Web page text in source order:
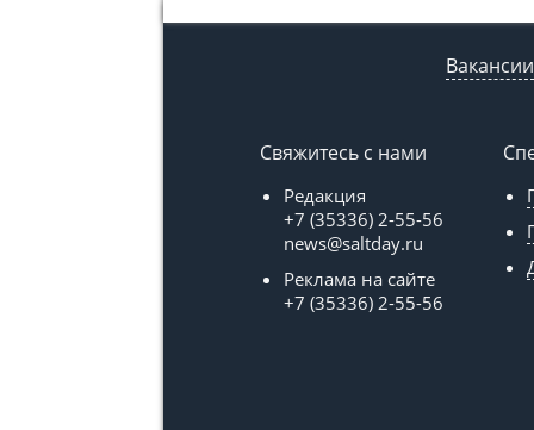
Вакансии
Свяжитесь с нами
Редакция
+7 (35336) 2-55-56
news@saltday.ru
Реклама на сайте
+7 (35336) 2-55-56